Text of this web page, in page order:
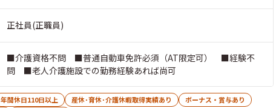
正社員(正職員)
■介護資格不問 ■普通自動車免許必須（AT限定可） ■経験不
問 ■老人介護施設での勤務経験あれば尚可
年間休日110日以上 産休･育休･介護休暇取得実績あり
ボーナス・賞与あり